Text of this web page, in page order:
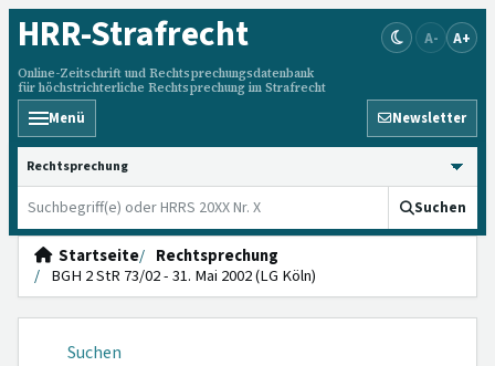
HRR-Strafrecht
Online-Zeitschrift und Rechtsprechungsdatenbank
für höchstrichterliche Rechtsprechung im Strafrecht
A- A+
Menü Newsletter
HRRS durchsuchen
Suchen
Startseite
Rechtsprechung
BGH 2 StR 73/02 - 31. Mai 2002 (LG Köln)
Suchen